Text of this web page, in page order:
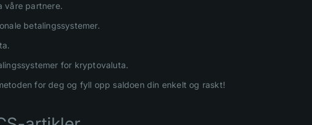
våre partnere.
betalingssystemer.
for kryptovaluta.
for deg og fyll opp saldoen din enkelt og raskt!